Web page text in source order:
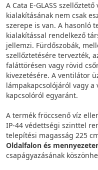
A Cata E-GLASS
kialakításának nem csak
szerepe is van. A hasonló
kialakítással rendelkező
jellemzi. Fürdőszobák,
szellőztetésére tervezték,
faláttörésen vagy rövid
kivezetésére. A ventilátor
lámpakapcsolójáról vagy
kapcsolóról egyaránt.
A termék fröccsenő víz
IP-44 védettségi szinttel
telepítési magasság 225
Oldalfalon és
csapágyazásának